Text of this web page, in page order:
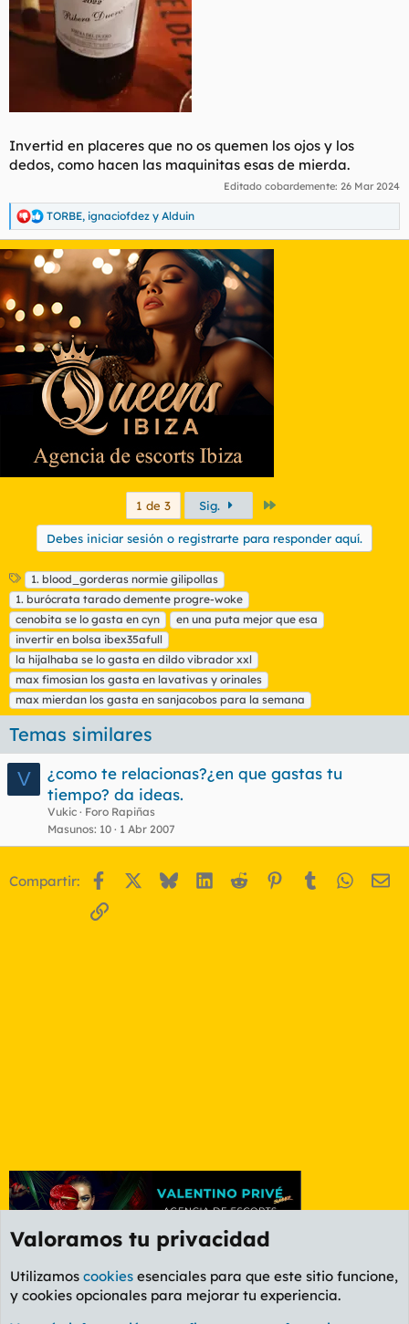
Invertid en placeres que no os quemen los ojos y los
dedos, como hacen las maquinitas esas de mierda.
Editado cobardemente: 26 Mar 2024
R
e
a
c
o
n
s
TORBE, ignaciofdez y Alduin
1 de 3 Sig.
Debes iniciar sesión o registrarte para responder aquí.
E
t
i
q
u
e
t
a
s
1. blood_gorderas normie gilipollas
1. burócrata tarado demente progre-woke
cenobita se lo gasta en cyn
en una puta mejor que esa
invertir en bolsa ibex35afull
la hijalhaba se lo gasta en dildo vibrador xxl
max fimosian los gasta en lavativas y orinales
max mierdan los gasta en sanjacobos para la semana
Temas similares
V
¿como te relacionas?¿en que gastas tu
tiempo? da ideas.
Vukic
Foro Rapiñas
Masunos 10 1 Abr 2007
Compartir: Facebook BlueskyLinkedIn
Reddit Pinterest
Tumblr
Enlace
Foro General
Valoramos tu privacidad
Utilizamos cookies esenciales para que este sitio funcione,
y cookies opcionales para mejorar tu experiencia.